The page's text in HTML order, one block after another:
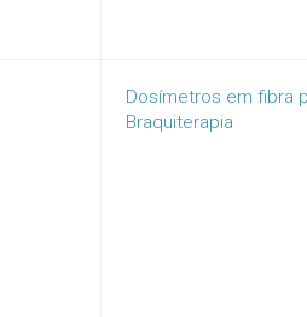
Dosímetros em fibra
Braquiterapia